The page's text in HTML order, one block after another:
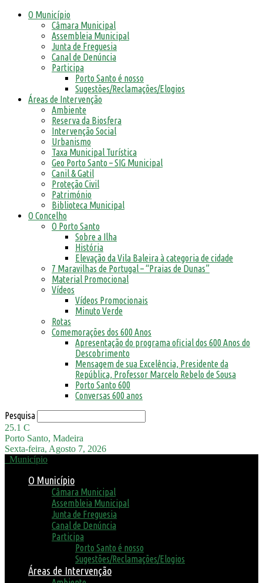
O Município
Câmara Municipal
Assembleia Municipal
Junta de Freguesia
Canal de Denúncia
Participa
Porto Santo é nosso
Sugestões/Reclamações/Elogios
Áreas de Intervenção
Ambiente
Reserva da Biosfera
Intervenção Social
Urbanismo
Taxa Municipal Turística
Geo Porto Santo – SIG Municipal
Canil & Gatil
Proteção Civil
Património
Biblioteca Municipal
O Concelho
O Porto Santo
Sobre a Ilha
História
Elevação da Vila Baleira à categoria de cidade
7 Maravilhas de Portugal – “Praias de Dunas”
Material Promocional
Vídeos
Vídeos Promocionais
Minuto Verde
Rotas
Comemorações dos 600 Anos
Apresentação do programa oficial dos 600 Anos do
Descobrimento
Mensagem de sua Excelência, Presidente da
República, Professor Marcelo Rebelo de Sousa
Porto Santo 600
Conversas 600 anos
Pesquisa
25.1 C
Porto Santo, Madeira
Sexta-feira, Agosto 7, 2026
Município
O Município
Câmara Municipal
Assembleia Municipal
Junta de Freguesia
Canal de Denúncia
Participa
Porto Santo é nosso
Sugestões/Reclamações/Elogios
Áreas de Intervenção